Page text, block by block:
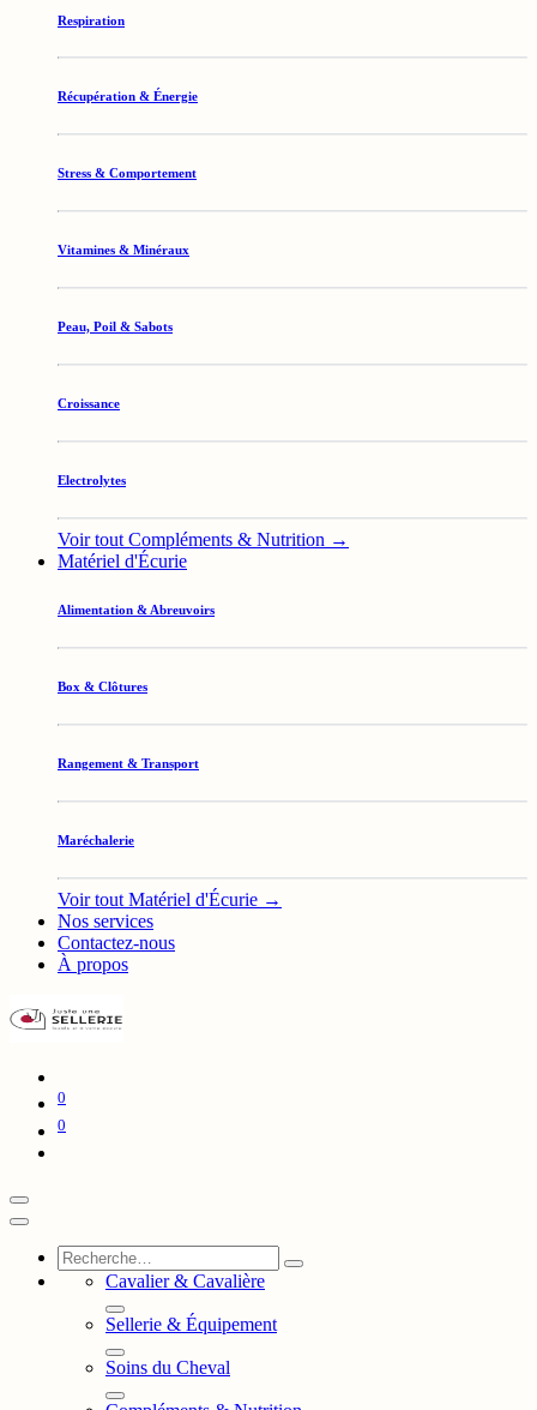
Respiration
Récupération & Énergie
Stress & Comportement
Vitamines & Minéraux
Peau, Poil & Sabots
Croissance
Electrolytes
Voir tout Compléments & Nutrition →
Matériel d'Écurie
Alimentation & Abreuvoirs
Box & Clôtures
Rangement & Transport
Maréchalerie
Voir tout Matériel d'Écurie →
Nos services
Contactez-nous
À propos
0
0
Cavalier & Cavalière
Sellerie & Équipement
Soins du Cheval